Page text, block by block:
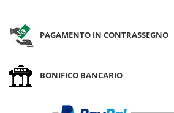
PAGAMENTO IN CONTRASSEGNO
BONIFICO BANCARIO